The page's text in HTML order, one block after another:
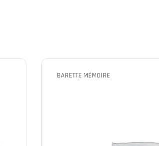
BARETTE MÉMOIRE